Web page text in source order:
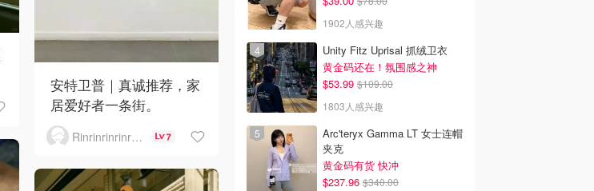
安特卫普｜真诚推荐，家
居爱好者一条街。
Rinrinrinrinrinrinrin 7
1902人感兴趣
Unity Fitz Uprisal 抓绒卫衣
黄金码还在！氛围感之神
$53.99 $109.00
1803人感兴趣
Arc'teryx Gamma LT 女士连帽
夹克
黄金码有货 快冲
$237.96 $340.00